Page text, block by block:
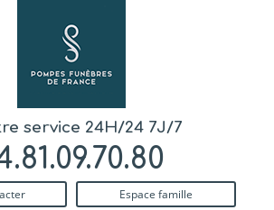
service 24H/24 7J/7
Espace famille